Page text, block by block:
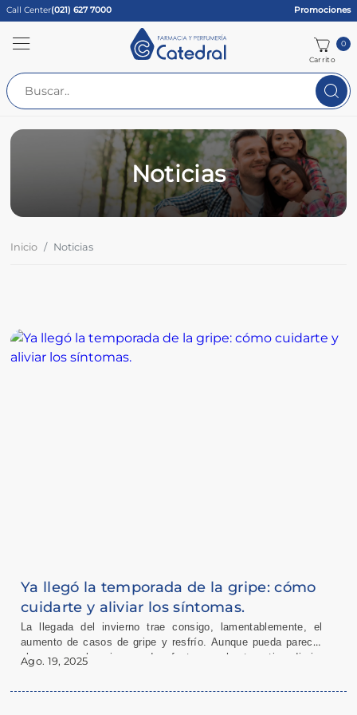
Call Center(021) 627 7000 Promociones
Carrito
0
Noticias
Inicio Noticias
Ya llegó la temporada de la gripe: cómo
cuidarte y aliviar los síntomas.
La llegada del invierno trae consigo, lamentablemente, el
aumento de casos de gripe y resfrío. Aunque pueda parecer
algo menor, la gripe puede afectar mucho tu rutina diaria,
Ago. 19, 2025